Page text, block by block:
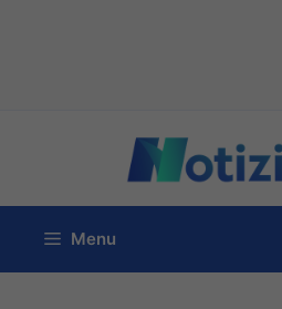
contenuto
Menu